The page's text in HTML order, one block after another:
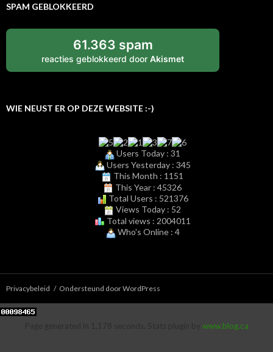
SPAM GEBLOKKEERD
61.363 spam
reacties geblokkeerd door Akismet
WIE NEUST ER OP DEZE WEBSITE :-)
Users Today : 31
Users Yesterday : 345
This Month : 1151
This Year : 45326
Total Users : 521376
Views Today : 52
Total views : 2004011
Who's Online : 4
Privacybeleid Ondersteund door WordPress
www.blog.ca